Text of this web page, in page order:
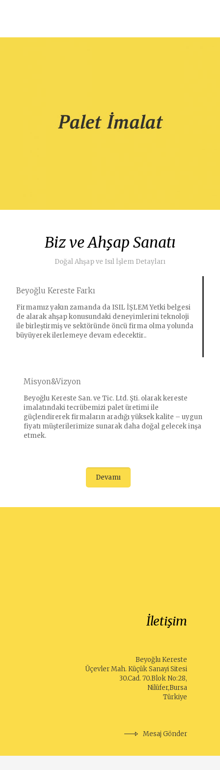
Biz ve Ahşap Sanatı
Doğal Ahşap ve Isıl İşlem Detayları
Beyoğlu Kereste Farkı
Firmamız yakın zamanda da ISIL İŞLEM Yetki belgesi
de alarak ahşap konusundaki deneyimlerini teknoloji
ile birleştirmiş ve sektöründe öncü firma olma yolunda
büyüyerek ilerlemeye devam edecektir..
Misyon&Vizyon
Beyoğlu Kereste San. ve Tic. Ltd. Şti. olarak kereste
imalatındaki tecrübemizi palet üretimi ile
güçlendirerek firmaların aradığı yüksek kalite – uygun
fiyatı müşterilerimize sunarak daha doğal gelecek inşa
etmek.
Devamı
İletişim
Beyoğlu Kereste
Üçevler Mah. Küçük Sanayi Sitesi
30.Cad. 70.Blok No:28,
Nilüfer,Bursa
Türkiye
Mesaj Gönder